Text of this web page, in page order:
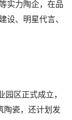
实力陶企，在品
设、明星代言、
区正式成立，
陶瓷，还计划发